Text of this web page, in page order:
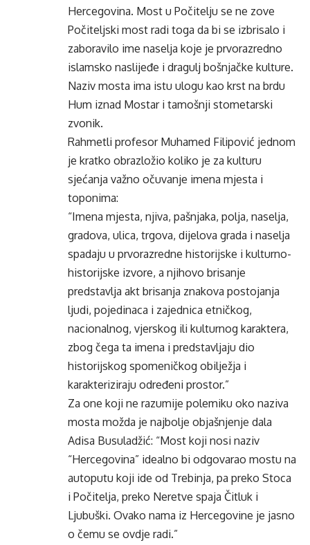
Hercegovina. Most u Počitelju se ne zove
Počiteljski most radi toga da bi se izbrisalo i
zaboravilo ime naselja koje je prvorazredno
islamsko naslijeđe i dragulj bošnjačke kulture.
Naziv mosta ima istu ulogu kao krst na brdu
Hum iznad Mostar i tamošnji stometarski
zvonik.
Rahmetli profesor Muhamed Filipović jednom
je kratko obrazložio koliko je za kulturu
sjećanja važno očuvanje imena mjesta i
toponima:
“Imena mjesta, njiva, pašnjaka, polja, naselja,
gradova, ulica, trgova, dijelova grada i naselja
spadaju u prvorazredne historijske i kulturno-
historijske izvore, a njihovo brisanje
predstavlja akt brisanja znakova postojanja
ljudi, pojedinaca i zajednica etničkog,
nacionalnog, vjerskog ili kulturnog karaktera,
zbog čega ta imena i predstavljaju dio
historijskog spomeničkog obilježja i
karakteriziraju određeni prostor.”
Za one koji ne razumije polemiku oko naziva
mosta možda je najbolje objašnjenje dala
Adisa Busuladžić: “Most koji nosi naziv
“Hercegovina” idealno bi odgovarao mostu na
autoputu koji ide od Trebinja, pa preko Stoca
i Počitelja, preko Neretve spaja Čitluk i
Ljubuški. Ovako nama iz Hercegovine je jasno
o čemu se ovdje radi.”